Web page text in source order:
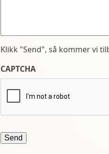
Klikk "Send", så kommer vi
CAPTCHA